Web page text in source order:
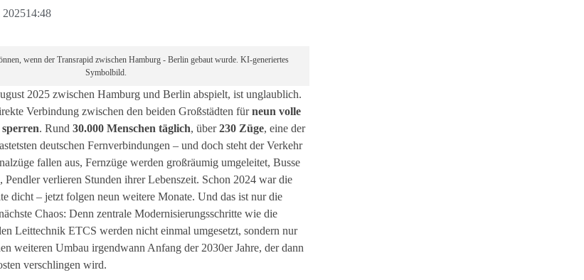
202514:48
wenn der Transrapid zwischen Hamburg - Berlin gebaut wurde. KI-generiertes
Symbolbild.
2025 zwischen Hamburg und Berlin abspielt, ist unglaublich.
Verbindung zwischen den beiden Großstädten fürneun volle
. Rund 30.000 Menschen täglich, über230 Züge, eine der
deutschen Fernverbindungen – und doch steht der Verkehr
fallen aus, Fernzüge werden großräumig umgeleitet, Busse
Pendler verlieren Stunden ihrer Lebenszeit. Schon 2024 war die
dicht – jetzt folgen neun weitere Monate. Und das ist nur die
Chaos: Denn zentrale Modernisierungsschritte wie die
Leittechnik ETCS werden nicht einmal umgesetzt, sondern nur
weiteren Umbau irgendwann Anfang der 2030er Jahre, der dann
verschlingen wird.